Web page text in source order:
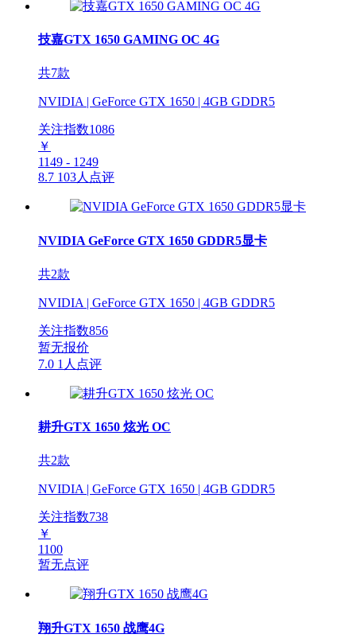
技嘉GTX 1650 GAMING OC 4G
共7款
NVIDIA | GeForce GTX 1650 | 4GB GDDR5
关注指数1086
￥
1149 - 1249
8.7 103人点评
NVIDIA GeForce GTX 1650 GDDR5显卡
共2款
NVIDIA | GeForce GTX 1650 | 4GB GDDR5
关注指数856
暂无报价
7.0 1人点评
耕升GTX 1650 炫光 OC
共2款
NVIDIA | GeForce GTX 1650 | 4GB GDDR5
关注指数738
￥
1100
暂无点评
翔升GTX 1650 战鹰4G